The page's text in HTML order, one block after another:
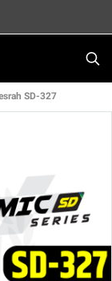
SD-327